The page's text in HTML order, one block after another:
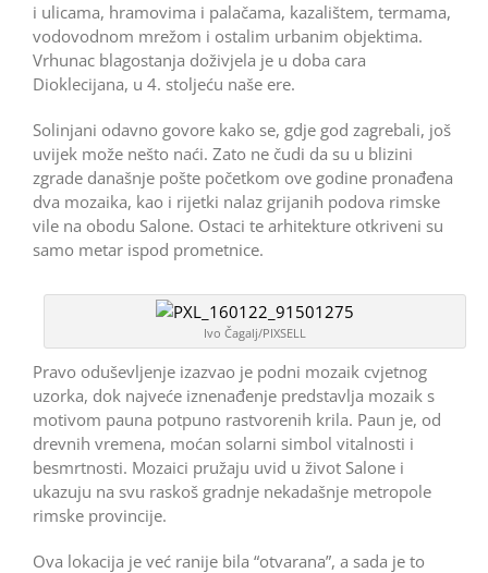
i ulicama, hramovima i palačama, kazalištem, termama,
vodovodnom mrežom i ostalim urbanim objektima.
Vrhunac blagostanja doživjela je u doba cara
Dioklecijana, u 4. stoljeću naše ere.
Solinjani odavno govore kako se, gdje god zagrebali, još
uvijek može nešto naći. Zato ne čudi da su u blizini
zgrade današnje pošte početkom ove godine pronađena
dva mozaika, kao i rijetki nalaz grijanih podova rimske
vile na obodu Salone. Ostaci te arhitekture otkriveni su
samo metar ispod prometnice.
Ivo Čagalj/PIXSELL
Pravo oduševljenje izazvao je podni mozaik cvjetnog
uzorka, dok najveće iznenađenje predstavlja mozaik s
motivom pauna potpuno rastvorenih krila. Paun je, od
drevnih vremena, moćan solarni simbol vitalnosti i
besmrtnosti. Mozaici pružaju uvid u život Salone i
ukazuju na svu raskoš gradnje nekadašnje metropole
rimske provincije.
Ova lokacija je već ranije bila “otvarana”, a sada je to